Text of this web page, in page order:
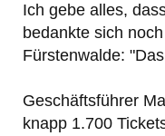
Ich gebe alles,
bedankte sich
Fürstenwalde:
Geschäftsführer
knapp 1.700